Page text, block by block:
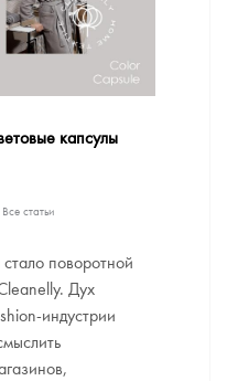
капсулы
статьи
поворотной
Дух
индустрии